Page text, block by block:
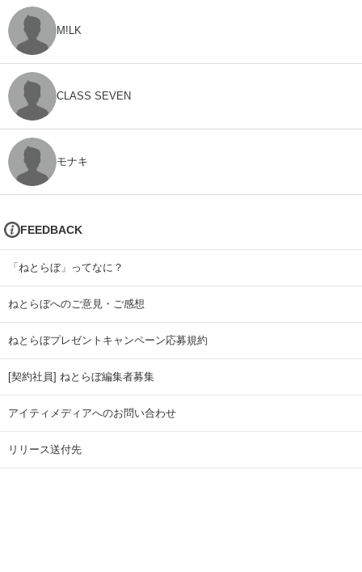
M!LK
CLASS SEVEN
モナキ
FEEDBACK
「ねとらぼ」ってなに？
ねとらぼへのご意見・ご感想
ねとらぼプレゼントキャンペーン応募規約
[契約社員] ねとらぼ編集者募集
アイティメディアへのお問い合わせ
リリース送付先